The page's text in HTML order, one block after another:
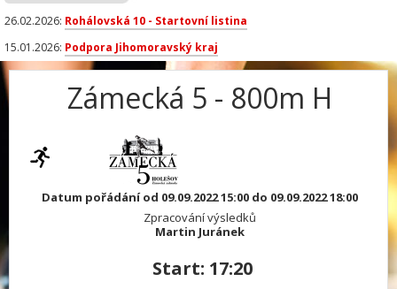
26.02.2026: Rohálovská 10 - Startovní listina
15.01.2026: Podpora Jihomoravský kraj
Zámecká 5 - 800m H
Datum pořádání od 09.09.2022 15:00 do 09.09.2022 18:00
Zpracování výsledků
Martin Juránek
Start: 17:20